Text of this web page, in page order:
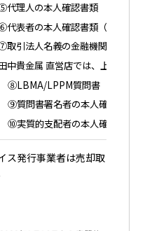
代理人の本人確認書類
代表者の本人確認書類（コピー
取引法人名義の金融機関の振込
中貴金属 直営店では、上記に加
⑧LBMA/LPPM質問書
⑨質問書署名者の本人確認書類
⑩実質的支配者の本人確認書類
ス発行事業者は売却取